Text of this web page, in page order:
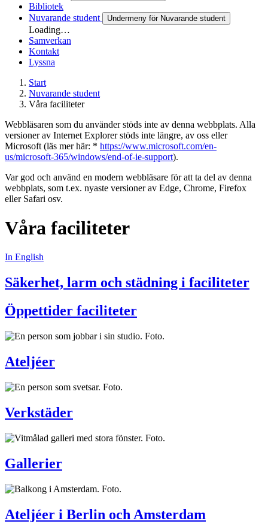
Bibliotek
Nuvarande student
Undermeny för Nuvarande student
Loading…
Samverkan
Kontakt
Lyssna
Start
Nuvarande student
Våra faciliteter
Webbläsaren som du använder stöds inte av denna webbplats. Alla
versioner av Internet Explorer stöds inte längre, av oss eller
Microsoft (läs mer här: * https://www.microsoft.com/en-
us/microsoft-365/windows/end-of-ie-support).
Var god och använd en modern webbläsare för att ta del av denna
webbplats, som t.ex. nyaste versioner av Edge, Chrome, Firefox
eller Safari osv.
Våra faciliteter
In English
Säkerhet, larm och städning i faciliteter
Öppettider faciliteter
Ateljéer
Verkstäder
Gallerier
Ateljéer i Berlin och Amsterdam